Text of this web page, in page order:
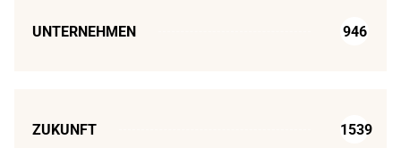
UNTERNEHMEN 946
ZUKUNFT 1539